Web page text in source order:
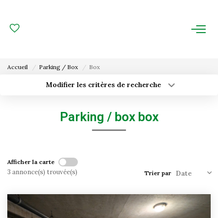
ESTIMATION
FAIRE GÉRER
Nos Agences
Accueil Parking / Box Box
Modifier les critères de recherche
Créer une alerte
Parking / box box
Afficher la carte
3 annonce(s) trouvée(s) Trier par